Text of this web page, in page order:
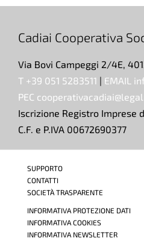
Cadiai Cooperativa
Via Bovi Campeggi 2/4E,
T +39 051 5283511 | EMAIL
PEC
Iscrizione Registro Imprese
C.F. e P.IVA 00672690377
SUPPORTO
CONTATTI
SOCIETÀ TRASPARENTE
INFORMATIVA PROTEZIONE DATI
INFORMATIVA COOKIES
INFORMATIVA NEWSLETTER